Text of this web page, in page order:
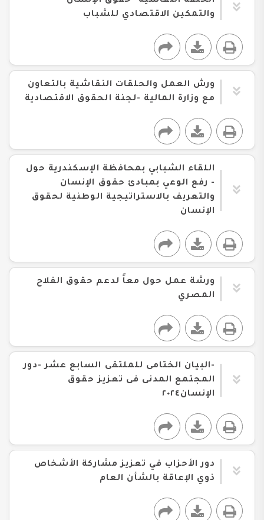
والتمكين الاقتصادي للشباب
ورش العمل والحلقات النقاشية بالتعاون
مع وزارة المالية -لجنة الحقوق الاقتصادية
اللقاء الشبابي بمحافظة الإسكندرية حول
- رفع الوعي بمبادئ حقوق الإنسان
والتعريف بالاستراتيجية الوطنية لحقوق
الإنسان
ورشة عمل حول معاً لدعم حقوق الفلاح
المصري
-البيان الختامى للملتقى السابع عشر -دور
المجتمع المدنى فى تعزيز حقوق
الإنسان٢٠٢٤
دور الأحزاب في تعزيز مشاركة الأشخاص
ذوي الإعاقة بالشأن العام